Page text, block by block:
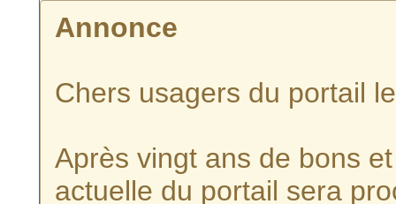
Annonce
Chers usagers du portail
Après vingt ans de bons
actuelle du portail sera